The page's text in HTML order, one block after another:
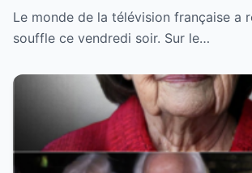
après la perte de son mari
Le monde de la télévision française a
souffle ce vendredi soir. Sur le…